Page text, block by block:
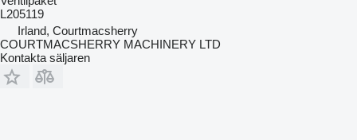
L205119
Irland, Courtmacsherry
COURTMACSHERRY MACHINERY LTD
Kontakta säljaren